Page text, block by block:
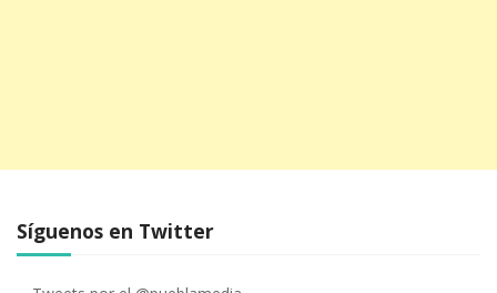
Síguenos en Twitter